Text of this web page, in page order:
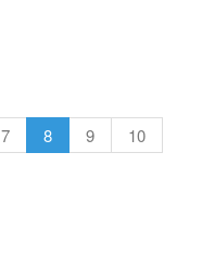
7 8 9
10